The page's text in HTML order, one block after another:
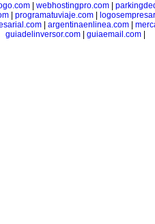
| webhostingpro.com|
programatuviaje.com
argentinaenlinea.com
guiadelinversor.com| guiaemail.com|